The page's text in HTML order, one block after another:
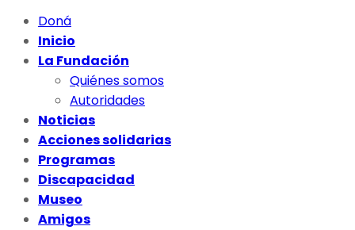
Doná
Inicio
La Fundación
Quiénes somos
Autoridades
Noticias
Acciones solidarias
Programas
Discapacidad
Museo
Amigos